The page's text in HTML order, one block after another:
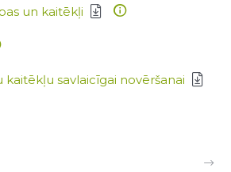
un kaitēkļi
kaitēkļu savlaicīgai novēršanai